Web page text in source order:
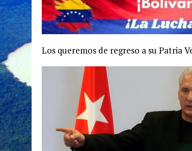
Los queremos de regreso a su Patria